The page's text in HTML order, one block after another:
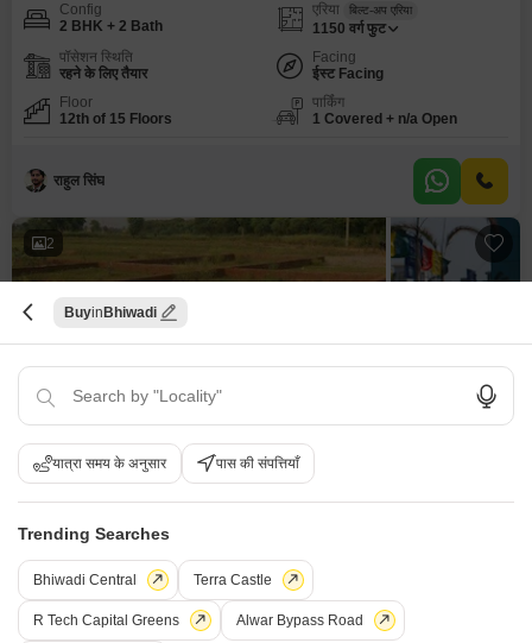
Config
2 BHK + 2 Bath
एरिया बिल्ट-अप एरिया
1150 वर्ग फुट
पॉसेशन स्थिति
रहने के लिए तैयार
Facing
ईस्ट Facing
Floor
12th of 15 Floors
पार्किंग
1 Covered + n/a Open
राहुल सिंघ
2
ओमाक्स ग्रीन मेडो सिटी
प्लॉट बिक्री के लिए - अलवर बायपास रोड, भिवाडी
₹ 48 L
पार्क व्यू
Buy Bhiwadi
यात्रा समय के अनुसार पास की संपत्तियाँ
Trending Searches
Bhiwadi Central Terra Castle
R Tech Capital Greens Alwar Bypass Road